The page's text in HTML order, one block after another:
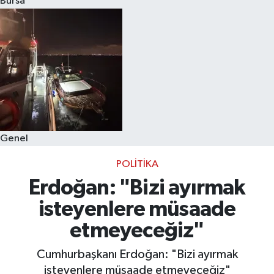
Genel
POLITIKA
Erdoğan: "Bizi ayırmak
isteyenlere müsaade
etmeyeceğiz"
Cumhurbaşkanı Erdoğan: "Bizi ayırmak
isteyenlere müsaade etmeyeceğiz"
Sağlık
Dünya
Magazin
Kültür & Sanat
Teknoloji
Genel